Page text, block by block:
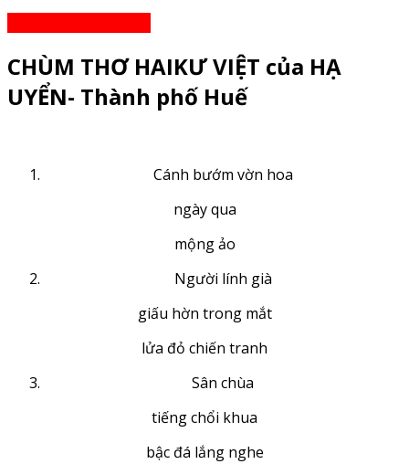
CHÙM THƠ HAIKƯ VIỆT của HẠ
UYỂN- Thành phố Huế
Cánh bướm vờn hoa
ngày qua
mộng ảo
Người lính già
giấu hờn trong mắt
lửa đỏ chiến tranh
Sân chùa
tiếng chổi khua
bậc đá lắng nghe